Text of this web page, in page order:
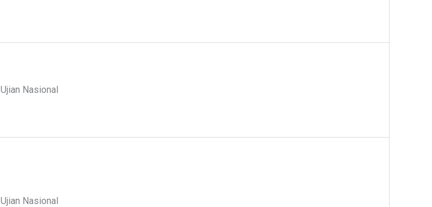
Ujian Nasional
Ujian Nasional